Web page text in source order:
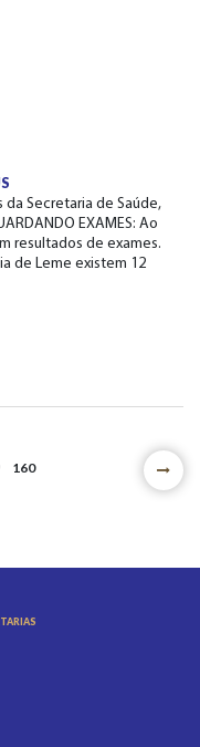
Secretaria de Saúde,
EXAMES: Ao
resultados de exames.
de Leme existem 12
160